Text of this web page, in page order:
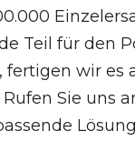
Teil für den
fertigen wir es
Sie uns